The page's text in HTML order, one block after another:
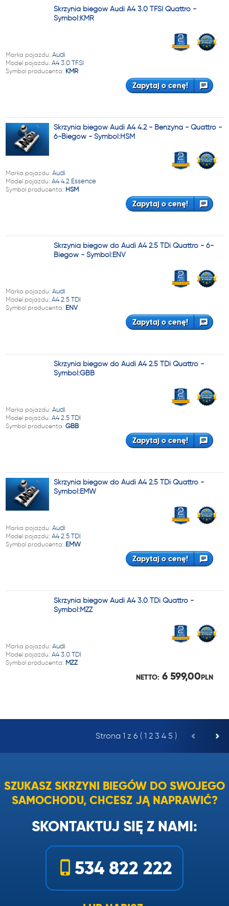
Skrzynia biegów Audi A4 3.0 TFSI Quattro -
Symbol:KMR
Marka pojazdu: Audi
Model pojazdu: A4 3.0 TFSI
Symbol producenta: KMR
Zapytaj o cenę!
Skrzynia biegów Audi A4 4.2 - Benzyna - Quattro -
6-Biegów - Symbol:HSM
Marka pojazdu: Audi
Model pojazdu: A4 4.2 Essence
Symbol producenta: HSM
Zapytaj o cenę!
Skrzynia biegów do Audi A4 2.5 TDi Quattro - 6-
Biegów - Symbol:ENV
Marka pojazdu: Audi
Model pojazdu: A4 2.5 TDI
Symbol producenta: ENV
Zapytaj o cenę!
Skrzynia biegów do Audi A4 2.5 TDi Quattro -
Symbol:GBB
Marka pojazdu: Audi
Model pojazdu: A4 2.5 TDI
Symbol producenta: GBB
Zapytaj o cenę!
Skrzynia biegów do Audi A4 2.5 TDi Quattro -
Symbol:EMW
Marka pojazdu: Audi
Model pojazdu: A4 2.5 TDI
Symbol producenta: EMW
Zapytaj o cenę!
Skrzynia biegów Audi A4 3.0 TDi Quattro -
Symbol:MZZ
Marka pojazdu: Audi
Model pojazdu: A4 3.0 TDI
Symbol producenta: MZZ
NETTO: 6 599,00PLN
Strona 1 z 6 ( 1 2 3 4 5 )
SZUKASZ SKRZYNI BIEGÓW DO SWOJEGO
SAMOCHODU, CHCESZ JĄ NAPRAWIĆ?
SKONTAKTUJ SIĘ Z NAMI:
534 822 222